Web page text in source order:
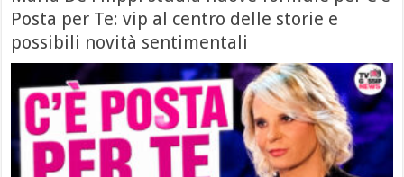
Posta per Te: vip al centro delle storie e
possibili novità sentimentali